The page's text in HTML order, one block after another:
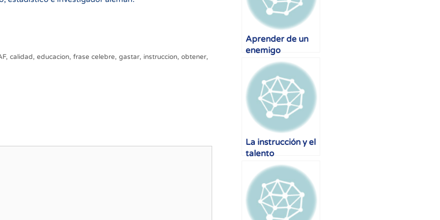
,calidad,educacion,frase celebre,gastar, instruccion,obtener,
Aprender de un
enemigo
La instrucción y el
talento